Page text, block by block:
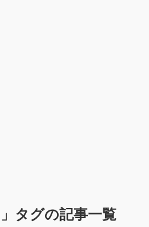
」タグの記事一覧